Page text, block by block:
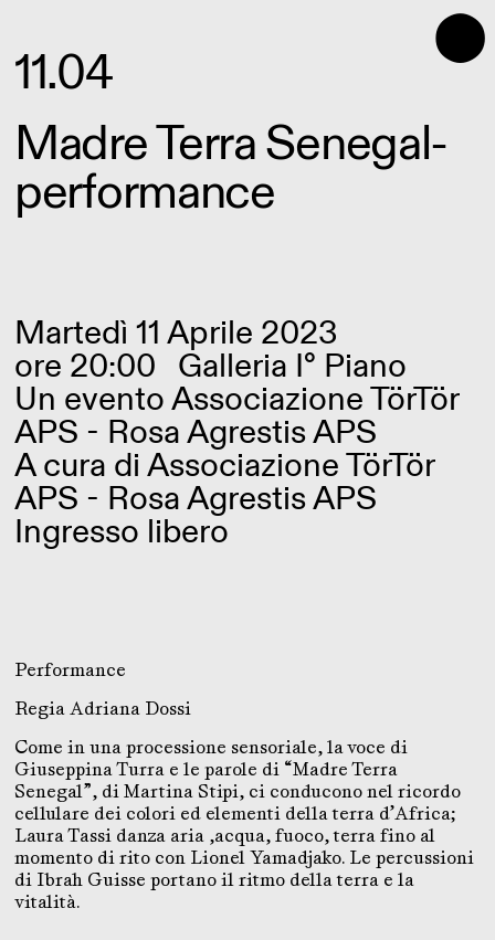
⬤
11.04
Madre Terra Senegal-
performance
Martedì 11 Aprile 2023
ore 20:00 Galleria I° Piano
Un evento Associazione TörTör
APS - Rosa Agrestis APS
A cura di Associazione TörTör
APS - Rosa Agrestis APS
Ingresso libero
Performance
Regia Adriana Dossi
Come in una processione sensoriale, la voce di
Giuseppina Turra e le parole di “Madre Terra
Senegal”, di Martina Stipi, ci conducono nel ricordo
cellulare dei colori ed elementi della terra d’Africa;
Laura Tassi danza aria ,acqua, fuoco, terra fino al
momento di rito con Lionel Yamadjako. Le percussioni
di Ibrah Guisse portano il ritmo della terra e la
vitalità.